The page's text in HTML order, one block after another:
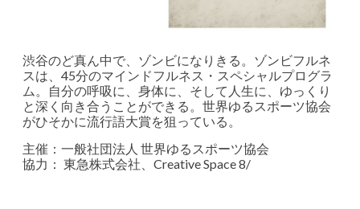
渋谷のど真ん中で、ゾンビになりきる。ゾンビフルネ
スは、45分のマインドフルネス・スペシャルプログラ
ム。自分の呼吸に、身体に、そして人生に、ゆっくり
と深く向き合うことができる。世界ゆるスポーツ協会
がひそかに流行語大賞を狙っている。
主催：一般社団法人 世界ゆるスポーツ協会
協力： 東急株式会社、Creative Space 8/